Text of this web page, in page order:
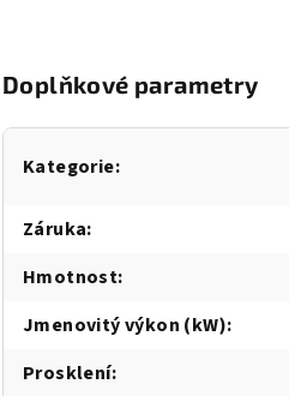
Doplňkové parametry
Kategorie:
Záruka:
Hmotnost:
Jmenovitý výkon (kW):
Prosklení: